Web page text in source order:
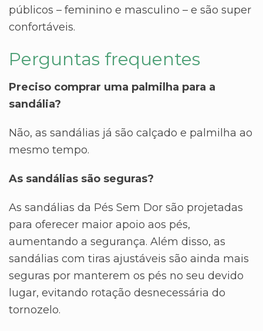
públicos – feminino e masculino – e são super
confortáveis.
Perguntas frequentes
Preciso comprar uma palmilha para a
sandália?
Não, as sandálias já são calçado e palmilha ao
mesmo tempo.
As sandálias são seguras?
As sandálias da Pés Sem Dor são projetadas
para oferecer maior apoio aos pés,
aumentando a segurança. Além disso, as
sandálias com tiras ajustáveis são ainda mais
seguras por manterem os pés no seu devido
lugar, evitando rotação desnecessária do
tornozelo.